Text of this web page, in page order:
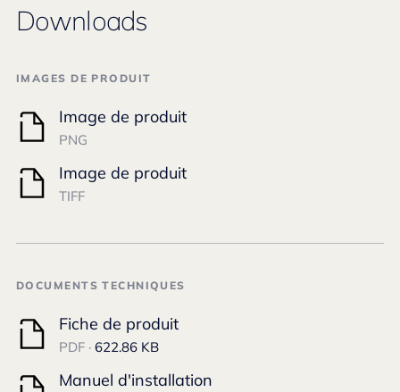
Downloads
IMAGES DE PRODUIT
Image de produit
PNG
Image de produit
TIFF
DOCUMENTS TECHNIQUES
Fiche de produit
PDF · 622.86 KB
Manuel d'installation